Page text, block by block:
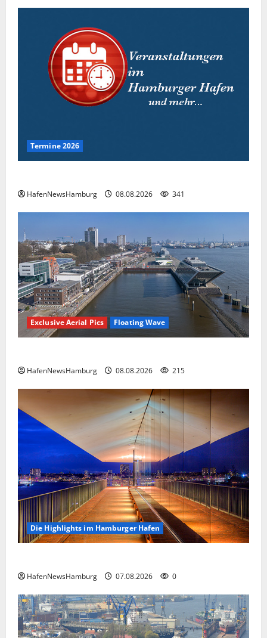
Termine 2026
HafenNewsHamburg 08.08.2026 341
Exclusive Aerial Pics Floating Wave
HafenNewsHamburg 08.08.2026 215
Die Highlights im Hamburger Hafen
HafenNewsHamburg 07.08.2026 0